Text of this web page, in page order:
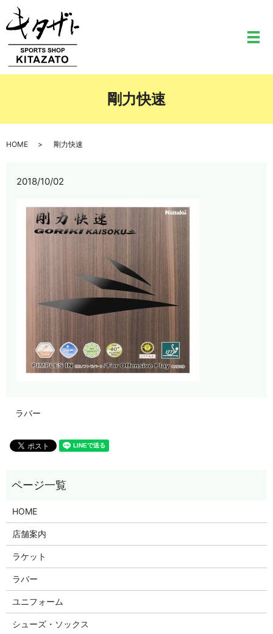
メ
剛力快速
HOME 剛力快速
2018/10/02
ラバー
HOME
店舗案内
ラケット
ラバー
ユニフォーム
シューズ・ソックス